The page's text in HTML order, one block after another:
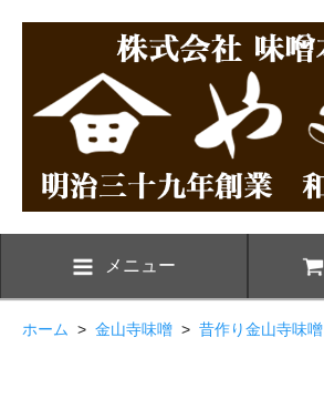
メニュー
ホーム > 金山寺味噌 > 昔作り金山寺味噌